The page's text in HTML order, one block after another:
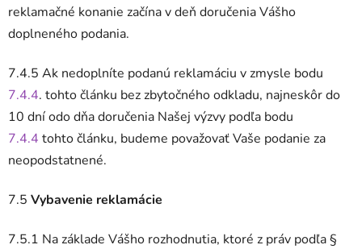
reklamačné konanie začína v deň doručenia Vášho
doplneného podania.
7.4.5 Ak nedoplníte podanú reklamáciu v zmysle bodu
7.4.4. tohto článku bez zbytočného odkladu, najneskôr do
10 dní odo dňa doručenia Našej výzvy podľa bodu
7.4.4 tohto článku, budeme považovať Vaše podanie za
neopodstatnené.
7.5 Vybavenie reklamácie
7.5.1 Na základe Vášho rozhodnutia, ktoré z práv podľa §